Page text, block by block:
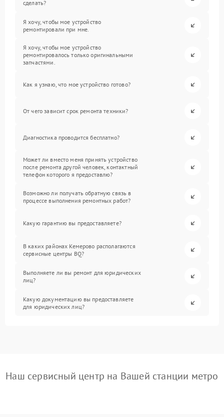
сделать?
Я хочу, чтобы мое устройство
ремонтировали при мне.
Я хочу, чтобы мое устройство
ремонтировалось только оригинальными
запчастями.
Как я узнаю, что мое устройство готово?
От чего зависит срок ремонта техники?
Диагностика проводится бесплатно?
Может ли вместо меня принять устройство
после ремонта другой человек, контактный
телефон которого я предоставлю?
Возможно ли получать обратную связь в
процессе выполнения ремонтных работ?
Какую гарантию вы предоставляете?
В каких районах Кемерово располагаются
сервисные центры BQ?
Выполняете ли вы ремонт для юридических
лиц?
Какую документацию вы предоставляете
для юридических лиц?
Наш сервисный центр на Вашей станции метро